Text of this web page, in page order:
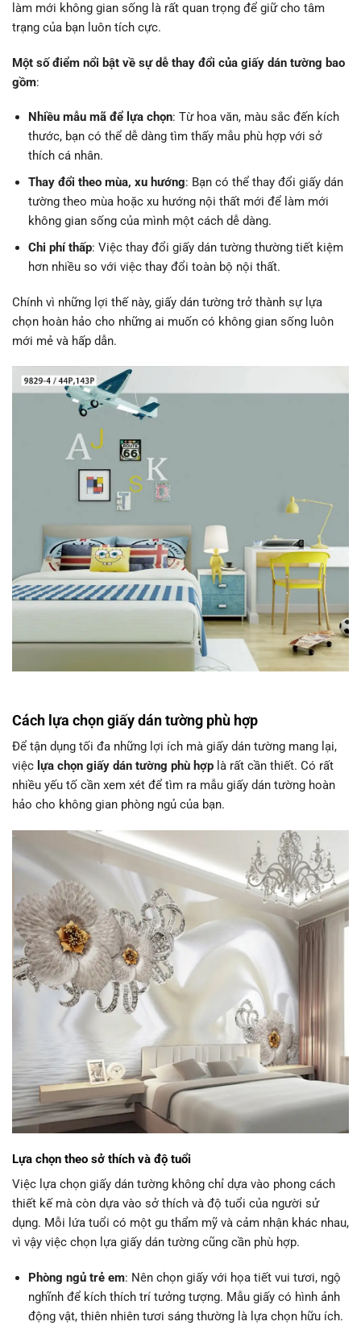
làm mới không gian sống là rất quan trọng để giữ cho tâm
trạng của bạn luôn tích cực.
Một số điểm nổi bật về sự dễ thay đổi của giấy dán tường bao
gồm:
Nhiều mẫu mã để lựa chọn: Từ hoa văn, màu sắc đến kích
thước, bạn có thể dễ dàng tìm thấy mẫu phù hợp với sở
thích cá nhân.
Thay đổi theo mùa, xu hướng: Bạn có thể thay đổi giấy dán
tường theo mùa hoặc xu hướng nội thất mới để làm mới
không gian sống của mình một cách dễ dàng.
Chi phí thấp: Việc thay đổi giấy dán tường thường tiết kiệm
hơn nhiều so với việc thay đổi toàn bộ nội thất.
Chính vì những lợi thế này, giấy dán tường trở thành sự lựa
chọn hoàn hảo cho những ai muốn có không gian sống luôn
mới mẻ và hấp dẫn.
Cách lựa chọn giấy dán tường phù hợp
Để tận dụng tối đa những lợi ích mà giấy dán tường mang lại,
việc lựa chọn giấy dán tường phù hợp là rất cần thiết. Có rất
nhiều yếu tố cần xem xét để tìm ra mẫu giấy dán tường hoàn
hảo cho không gian phòng ngủ của bạn.
Lựa chọn theo sở thích và độ tuổi
Việc lựa chọn giấy dán tường không chỉ dựa vào phong cách
thiết kế mà còn dựa vào sở thích và độ tuổi của người sử
dụng. Mỗi lứa tuổi có một gu thẩm mỹ và cảm nhận khác nhau,
vì vậy việc chọn lựa giấy dán tường cũng cần phù hợp.
Phòng ngủ trẻ em: Nên chọn giấy với họa tiết vui tươi, ngộ
nghĩnh để kích thích trí tưởng tượng. Mẫu giấy có hình ảnh
động vật, thiên nhiên tươi sáng thường là lựa chọn hữu ích.